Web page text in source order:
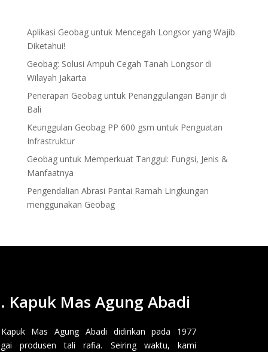
Aplikasi Geobag untuk Mencegah Longsor yang Wajib
Diketahui!
Geobag: Solusi Ampuh Cegah Tanah Longsor di
Wilayah Jakarta
Penerapan Geobag untuk Penanggulangan Banjir di
Bali
Keunggulan Geobag PP 600 gsm untuk Penguatan
Infrastruktur
Geobag untuk Memperkuat Tanggul: Fungsi, Jenis &
Manfaatnya
Pengendalian Abrasi Pantai Ramah Lingkungan
menggunakan Geobag
Kapuk Mas Agung Abadi
Mas Agung Abadi didirikan pada 1977
produsen tali rafia. Seiring waktu, kami